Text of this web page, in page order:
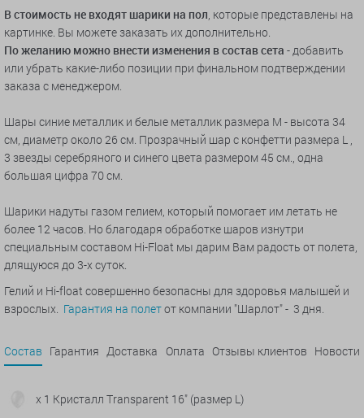
В стоимость не входят шарики на пол, которые представлены на
картинке. Вы можете заказать их дополнительно.
По желанию можно внести изменения в состав сета - добавить
или убрать какие-либо позиции при финальном подтверждении
заказа с менеджером.
Шары синие металлик и белые металлик размера M - высота 34
см, диаметр около 26 см. Прозрачный шар с конфетти размера L ,
3 звезды серебряного и синего цвета размером 45 см., одна
большая цифра 70 см.
Шарики надуты газом гелием, который помогает им летать не
более 12 часов. Но благодаря обработке шаров изнутри
специальным составом Hi-Float мы дарим Вам радость от полета,
длящуюся до 3-х суток.
Гелий и Hi-float совершенно безопасны для здоровья малышей и
взрослых. Гарантия на полетот компании "Шарлот" - 3 дня.
Состав Гарантия Доставка Оплата Отзывы клиентов Новости
x 1 Кристалл Transparent 16" (размер L)